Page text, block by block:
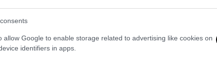
allow Google to enable storage related to advertising like cookies on
identifiers in apps.
απέναντι στην Ελλάδα;
στα ελληνοτουρκικά
θέματα